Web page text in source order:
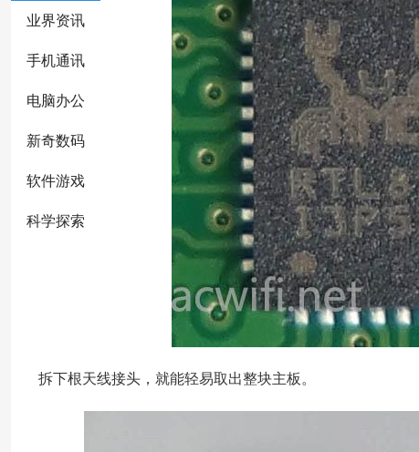
拆下根天线接头，就能轻易取出整块主板。
业界资讯
手机通讯
电脑办公
新奇数码
软件游戏
科学探索